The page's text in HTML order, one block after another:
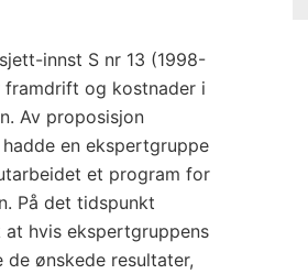
innst S nr 13 (1998-
og kostnader i
Av proposisjon
en ekspertgruppe
et program for
På det tidspunkt
at hvis ekspertgruppens
ønskede resultater,